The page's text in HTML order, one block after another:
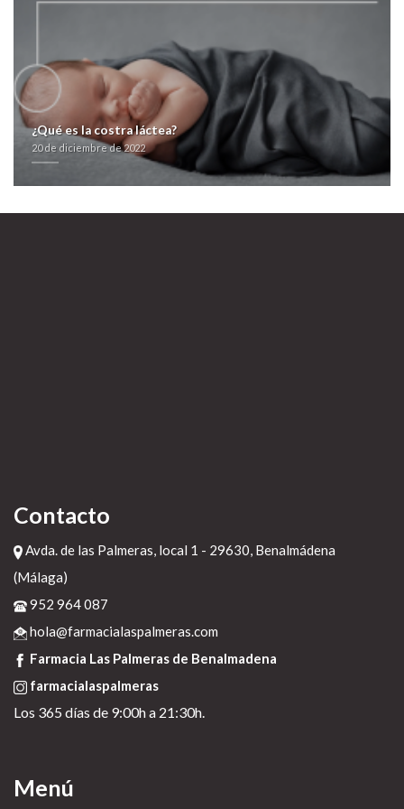
augmentine generic>Comprar clomid omifin seguro por internet20 de
¿Qué es la costra láctea?
20 de diciembre de 2022
Contacto
Avda. de las Palmeras, local 1 - 29630, Benalmádena
(Málaga)
952 964 087
hola@farmacialaspalmeras.com
Farmacia Las Palmeras de Benalmadena
farmacialaspalmeras
Los 365 días de 9:00h a 21:30h.
Menú